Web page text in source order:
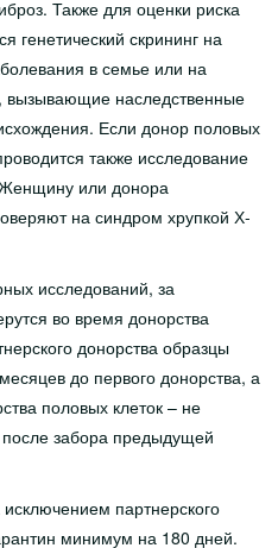
Также для оценки риска
генетический скрининг на
в семье или на
вызывающие наследственные
Если донор половых
также исследование
или донора
на синдром хрупкой Х-
исследований, за
во время донорства
донорства образцы
до первого донорства, а
половых клеток – не
забора предыдущей
партнерского
минимум на 180 дней.